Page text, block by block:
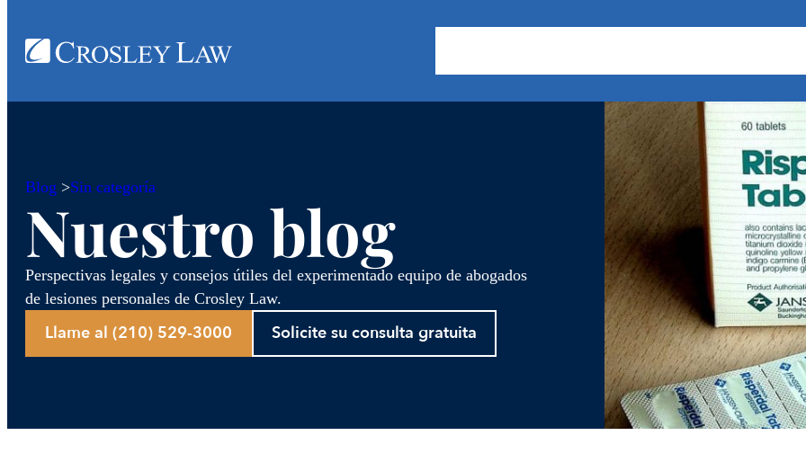
Blog >Sin categoría
Nuestro blog
Perspectivas legales y consejos útiles del experimentado equipo de abogados
de lesiones personales de Crosley Law.
Llame al (210) 529-3000 Solicite su consulta gratuita